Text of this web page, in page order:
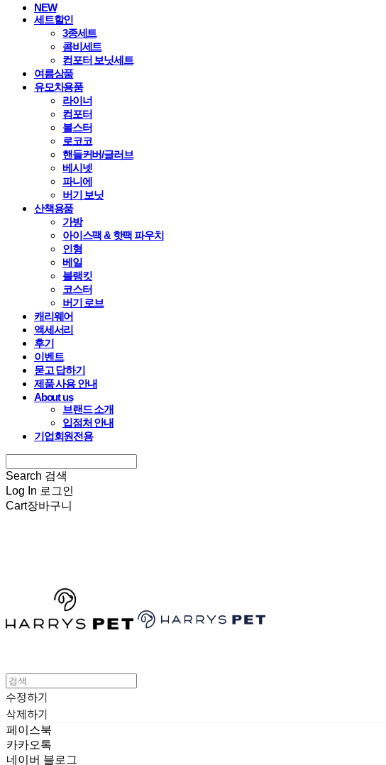
NEW
세트할인
3종세트
콤비세트
컴포터 보닛세트
여름상품
유모차용품
라이너
컴포터
볼스터
로코코
핸들커버/글러브
베시넷
파니에
버기 보닛
산책용품
가방
아이스팩 & 핫팩 파우치
인형
베일
블랭킷
코스터
버기 로브
캐리웨어
액세서리
후기
이벤트
묻고 답하기
제품 사용 안내
About us
브랜드 소개
입점처 안내
기업회원전용
Search 검색
Log In 로그인
Cart장바구니
수정하기
삭제하기
페이스북
카카오톡
네이버 블로그